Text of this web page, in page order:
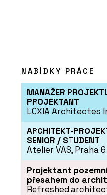
NABÍDKY PRÁCE
MANAŽER
PROJEKTANT
LOXIA Architectes
ARCHITEKT-
SENIOR / STUDENT
Atelier VAS, Praha 6
Projektant
přesahem do
Refreshed